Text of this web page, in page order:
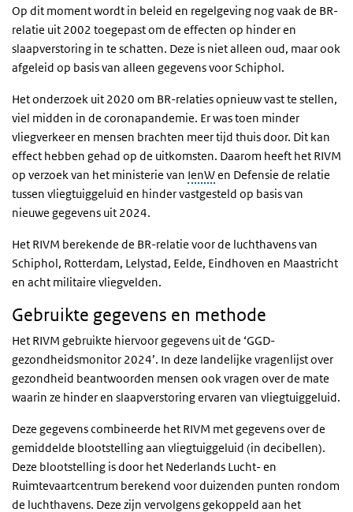
Op dit moment wordt in beleid en regelgeving nog vaak de BR-
relatie uit 2002 toegepast om de effecten op hinder en
slaapverstoring in te schatten. Deze is niet alleen oud, maar ook
afgeleid op basis van alleen gegevens voor Schiphol.
Het onderzoek uit 2020 om BR-relaties opnieuw vast te stellen,
viel midden in de coronapandemie. Er was toen minder
vliegverkeer en mensen brachten meer tijd thuis door. Dit kan
effect hebben gehad op de uitkomsten. Daarom heeft het RIVM
op verzoek van het ministerie van IenWen Defensie de relatie
tussen vliegtuiggeluid en hinder vastgesteld op basis van
nieuwe gegevens uit 2024.
Het RIVM berekende de BR-relatie voor de luchthavens van
Schiphol, Rotterdam, Lelystad, Eelde, Eindhoven en Maastricht
en acht militaire vliegvelden.
Gebruikte gegevens en methode
Het RIVM gebruikte hiervoor gegevens uit de ‘GGD-
gezondheidsmonitor 2024’. In deze landelijke vragenlijst over
gezondheid beantwoorden mensen ook vragen over de mate
waarin ze hinder en slaapverstoring ervaren van vliegtuiggeluid.
Deze gegevens combineerde het RIVM met gegevens over de
gemiddelde blootstelling aan vliegtuiggeluid (in decibellen).
Deze blootstelling is door het Nederlands Lucht- en
Ruimtevaartcentrum berekend voor duizenden punten rondom
de luchthavens. Deze zijn vervolgens gekoppeld aan het